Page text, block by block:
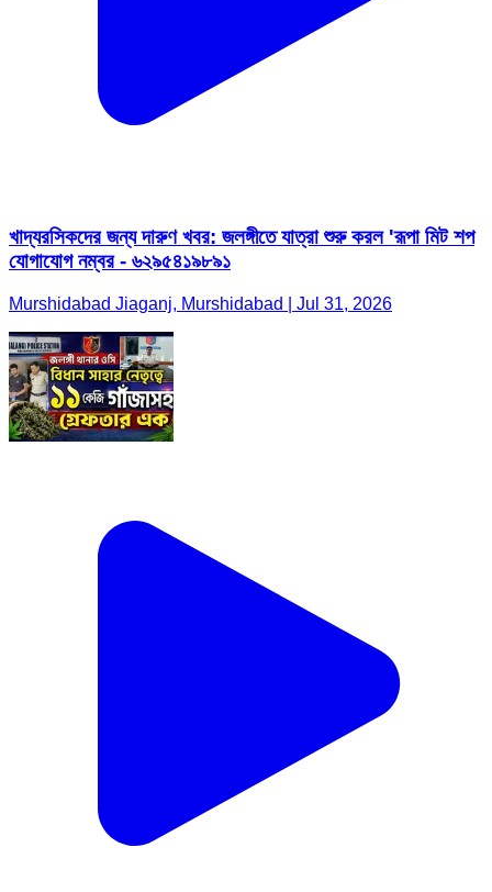
খাদ্যরসিকদের জন্য দারুণ খবর: জলঙ্গীতে যাত্রা শুরু করল 'রূপা মিট শপ
যোগাযোগ নম্বর - ৬২৯৫৪১৯৮৯১
Murshidabad Jiaganj, Murshidabad | Jul 31, 2026